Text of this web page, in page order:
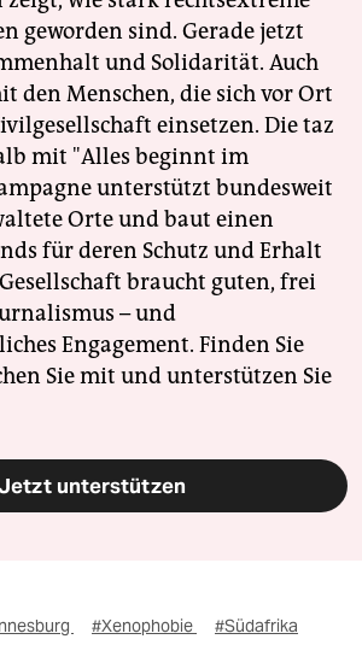
geworden sind. Gerade jetzt
und Solidarität. Auch
den Menschen, die sich vor Ort
einsetzen. Die taz
mit "Alles beginnt im
unterstützt bundesweit
Orte und baut einen
für deren Schutz und Erhalt
braucht guten, frei
– und
Engagement. Finden Sie
Sie mit und unterstützen Sie
unterstützen
#Xenophobie
#Südafrika